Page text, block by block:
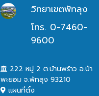
วิทยาเขตพัทลุง
โทร. 0-7460-
9600
222 หมู่ 2 ต.บ้านพร้าว อ.ป่า
พะยอม จ.พัทลุง 93210
แผนที่ตั้ง